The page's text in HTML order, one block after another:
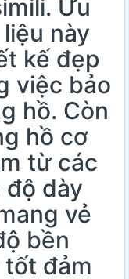
Ưu
này
kế đẹp
việc bảo
hồ. Còn
hồ cơ
từ các
độ dày
vẻ
bền
tốt đảm